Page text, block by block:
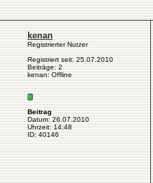
kenan
Registrierter Nutzer
Registriert seit: 25.07.2010
Beiträge: 2
kenan: Offline
Beitrag
Datum: 26.07.2010
Uhrzeit: 14:48
ID: 40146